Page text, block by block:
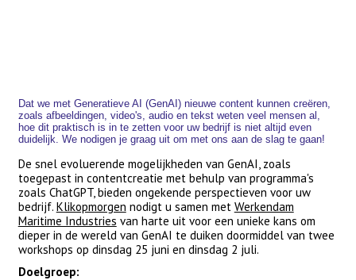
Dat we met Generatieve AI (GenAI) nieuwe content kunnen creëren,
zoals afbeeldingen, video's, audio en tekst weten veel mensen al,
hoe dit praktisch is in te zetten voor uw bedrijf is niet altijd even
duidelijk. We nodigen je graag uit om met ons aan de slag te gaan!
De snel evoluerende mogelijkheden van GenAI, zoals
toegepast in contentcreatie met behulp van programma's
zoals ChatGPT, bieden ongekende perspectieven voor uw
bedrijf. Klikopmorgen nodigt u samen met Werkendam
Maritime Industries van harte uit voor een unieke kans om
dieper in de wereld van GenAI te duiken doormiddel van twee
workshops op dinsdag 25 juni en dinsdag 2 juli.
Doelgroep: